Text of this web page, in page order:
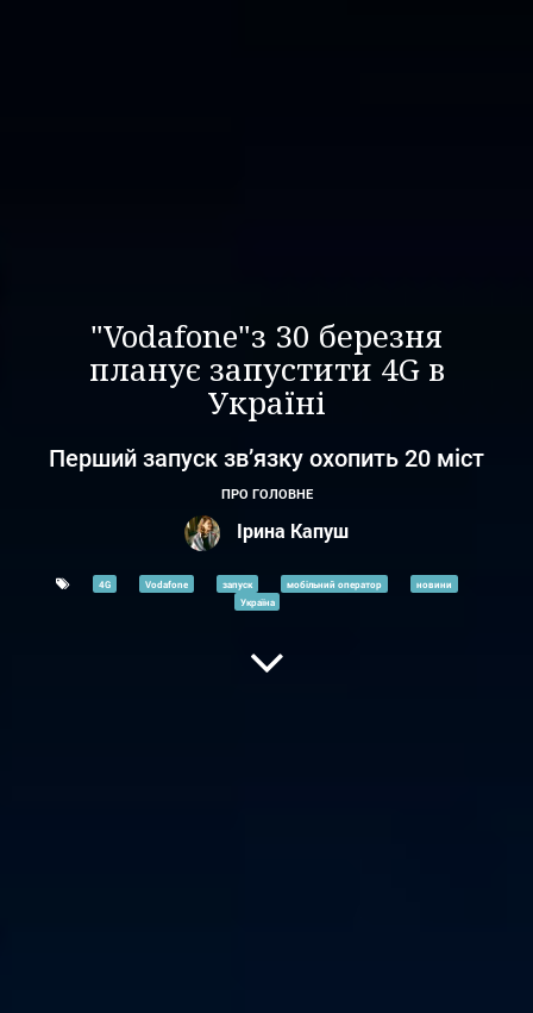
"Vodafone"з 30 березня
планує запустити 4G в
Україні
Перший запуск зв’язку охопить 20 міст
ПРО ГОЛОВНЕ
Ірина Капуш
4G Vodafone запуск мобільний оператор
новини
Україна